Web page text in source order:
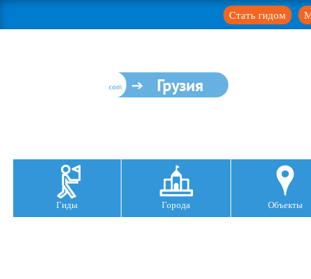
Стать гидом
Грузия
Гиды Города Объекты